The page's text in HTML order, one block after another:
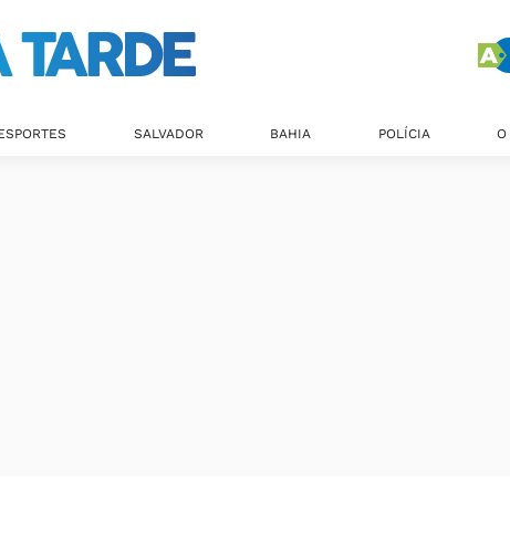
SALVADOR BAHIA POLÍCIA O